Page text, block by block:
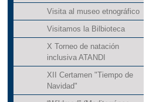
Visita al museo etnográfico
Visitamos la Bilbioteca
X Torneo de natación
inclusiva ATANDI
XII Certamen "Tiempo de
Navidad"